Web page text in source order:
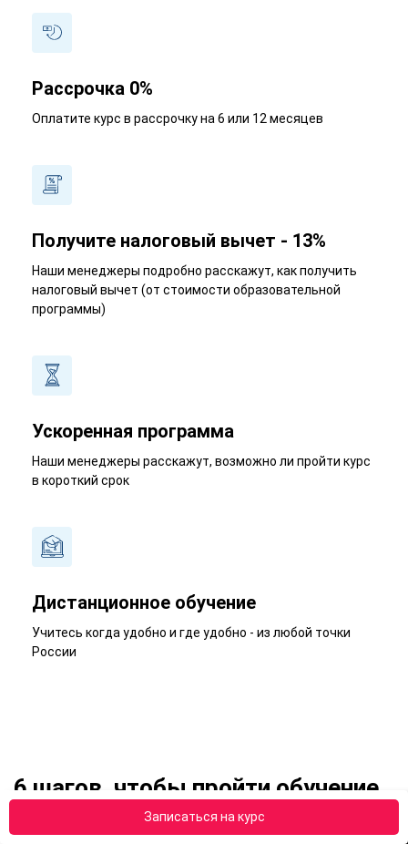
Записаться на курс
Рассрочка 0%
Оплатите курс в рассрочку на 6 или 12 месяцев
Получите налоговый вычет - 13%
Наши менеджеры подробно расскажут, как получить
налоговый вычет (от стоимости образовательной
программы)
Ускоренная программа
Наши менеджеры расскажут, возможно ли пройти курс
в короткий срок
Дистанционное обучение
Учитесь когда удобно и где удобно - из любой точки
России
6 шагов, чтобы пройти обучение